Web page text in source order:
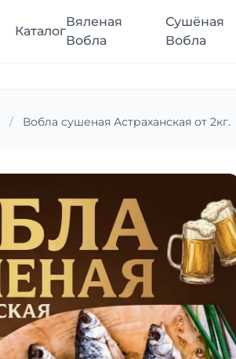
Каталог
Вяленая
Вобла
Сушёная
Вобла
/ Вобла сушеная Астраханская от 2кг.